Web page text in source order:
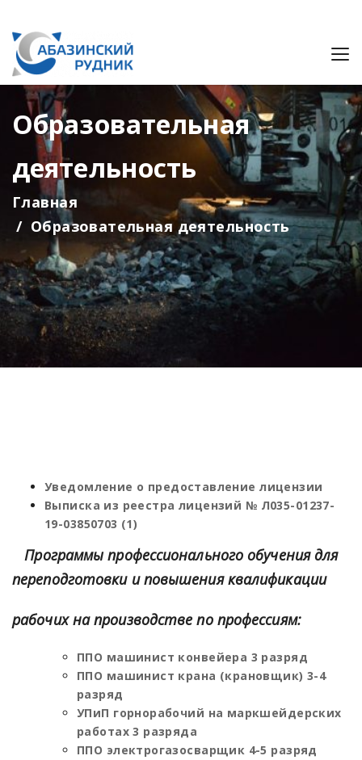
Образовательная
деятельность
Главная
Образовательная деятельность
Уведомление о предоставление лицензии
Выписка из реестра лицензий № Л035-01237-
19-03850703 (1)
Программы профессионального обучения для
переподготовки и повышения квалификации
рабочих на производстве по профессиям:
ППО машинист конвейера 3 разряд
ППО машинист крана (крановщик) 3-4
разряд
УПиП горнорабочий на маркшейдерских
работах 3 разряда
ППО электрогазосварщик 4-5 разряд